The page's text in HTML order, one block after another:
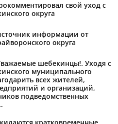
свой уход с
округа
информации от
округа
шебекинцы!. Уходя с
муниципального
всех жителей,
и организаций,
подведомственных